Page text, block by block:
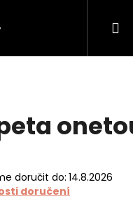
doručit do: 14.8.2026
doručení